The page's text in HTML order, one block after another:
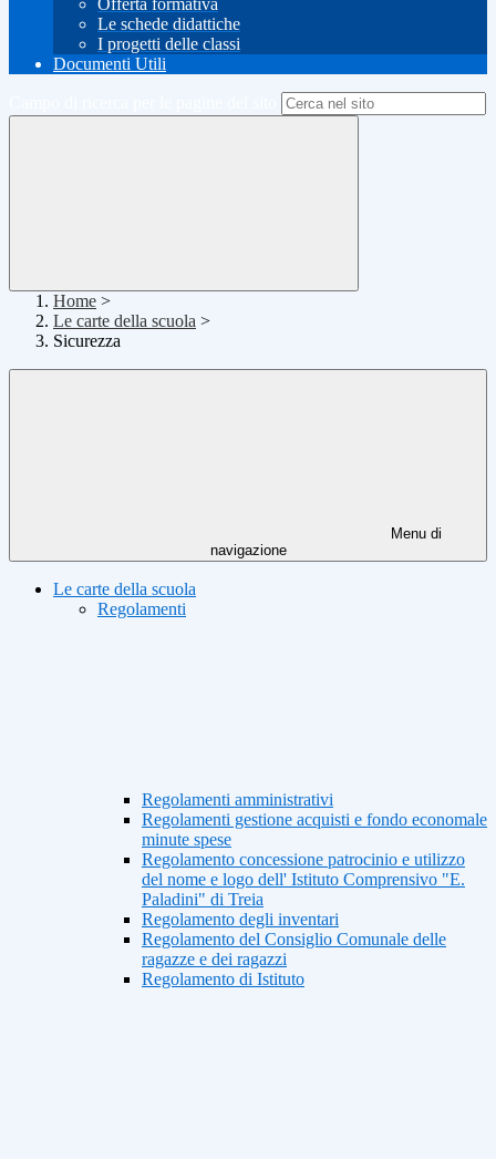
Offerta formativa
Le schede didattiche
I progetti delle classi
Documenti Utili
Home >
Le carte della scuola >
Sicurezza
Menu di
navigazione
Le carte della scuola
Regolamenti
Regolamenti amministrativi
Regolamenti gestione acquisti e fondo economale
minute spese
Regolamento concessione patrocinio e utilizzo
del nome e logo dell' Istituto Comprensivo "E.
Paladini" di Treia
Regolamento degli inventari
Regolamento del Consiglio Comunale delle
ragazze e dei ragazzi
Regolamento di Istituto